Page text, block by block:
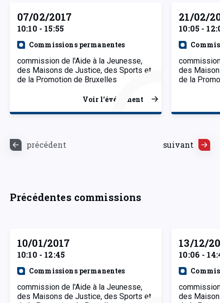
07/02/2017
10:10 - 15:55
Commissions permanentes
commission de l'Aide à la Jeunesse,
des Maisons de Justice, des Sports et
de la Promotion de Bruxelles
Voir l’événement
21/02/
10:05 -
des
de la
précédent suivant
Précédentes commissions
10/01/2017
10:10 - 12:45
Commissions permanentes
commission de l'Aide à la Jeunesse,
des Maisons de Justice, des Sports et
13/12/
10:06 -
des